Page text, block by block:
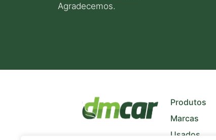
Agradecemos.
Produtos
Marcas
Usados